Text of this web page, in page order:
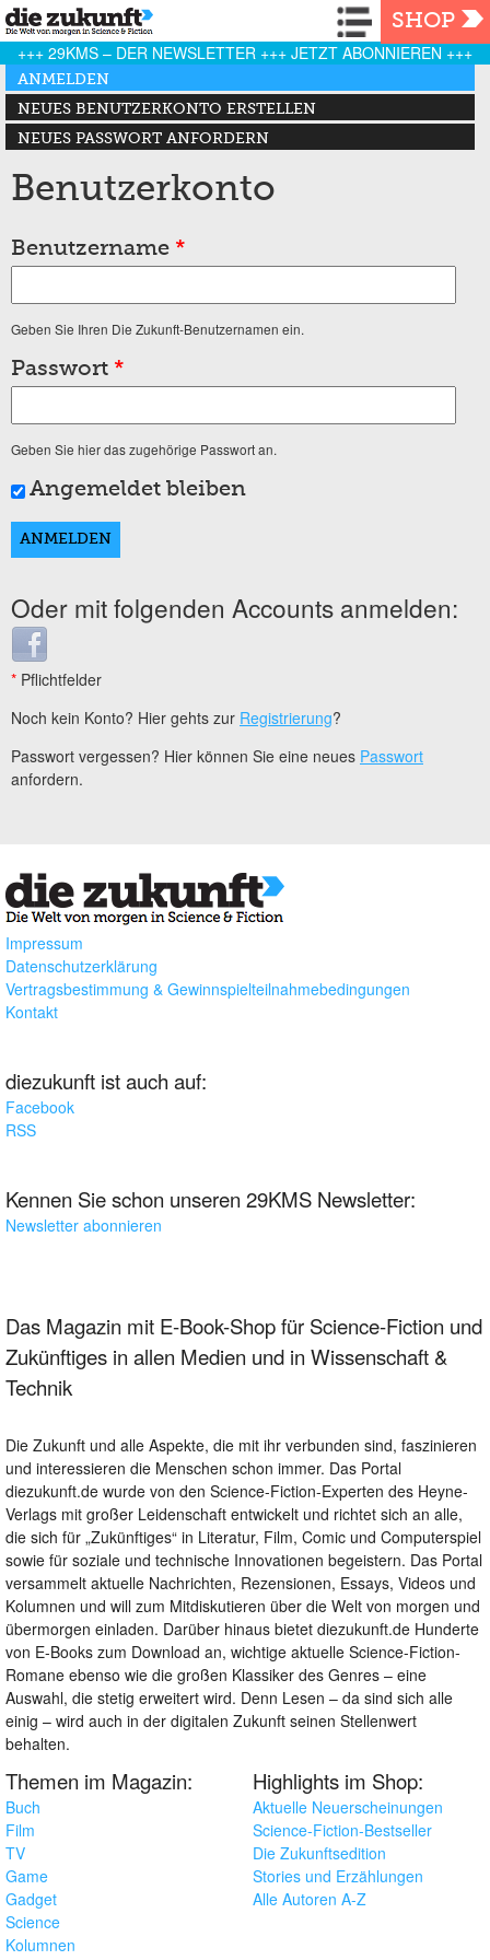
Navigation
SHOP
+++ 29KMS – DER NEWSLETTER +++ JETZT ABONNIEREN +++
Haupt-Reiter
ANMELDEN
(AKTIVER REITER)
NEUES BENUTZERKONTO ERSTELLEN
NEUES PASSWORT ANFORDERN
Benutzerkonto
Benutzername *
Geben Sie Ihren Die Zukunft-Benutzernamen ein.
Passwort *
Geben Sie hier das zugehörige Passwort an.
Angemeldet bleiben
Oder mit folgenden Accounts anmelden:
Login with Facebook
* Pflichtfelder
Noch kein Konto? Hier gehts zur Registrierung?
Passwort vergessen? Hier können Sie eine neues Passwort
anfordern.
Impressum
Datenschutzerklärung
Vertragsbestimmung & Gewinnspielteilnahmebedingungen
Kontakt
diezukunft ist auch auf:
Facebook
RSS
Kennen Sie schon unseren 29KMS Newsletter:
Newsletter abonnieren
Das Magazin mit E-Book-Shop für Science-Fiction und
Zukünftiges in allen Medien und in Wissenschaft &
Technik
Die Zukunft und alle Aspekte, die mit ihr verbunden sind, faszinieren
und interessieren die Menschen schon immer. Das Portal
diezukunft.de wurde von den Science-Fiction-Experten des Heyne-
Verlags mit großer Leidenschaft entwickelt und richtet sich an alle,
die sich für „Zukünftiges“ in Literatur, Film, Comic und Computerspiel
sowie für soziale und technische Innovationen begeistern. Das Portal
versammelt aktuelle Nachrichten, Rezensionen, Essays, Videos und
Kolumnen und will zum Mitdiskutieren über die Welt von morgen und
übermorgen einladen. Darüber hinaus bietet diezukunft.de Hunderte
von E-Books zum Download an, wichtige aktuelle Science-Fiction-
Romane ebenso wie die großen Klassiker des Genres – eine
Auswahl, die stetig erweitert wird. Denn Lesen – da sind sich alle
einig – wird auch in der digitalen Zukunft seinen Stellenwert
behalten.
Themen im Magazin:
Buch
Film
TV
Game
Gadget
Science
Kolumnen
Highlights im Shop:
Aktuelle Neuerscheinungen
Science-Fiction-Bestseller
Die Zukunftsedition
Stories und Erzählungen
Alle Autoren A-Z